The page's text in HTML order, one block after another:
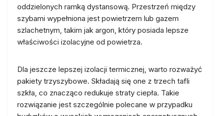
oddzielonych ramką dystansową. Przestrzeń między
szybami wypełniona jest powietrzem lub gazem
szlachetnym, takim jak argon, który posiada lepsze
właściwości izolacyjne od powietrza.
Dla jeszcze lepszej izolacji termicznej, warto rozważyć
pakiety trzyszybowe. Składają się one z trzech tafli
szkła, co znacząco redukuje straty ciepła. Takie
rozwiązanie jest szczególnie polecane w przypadku